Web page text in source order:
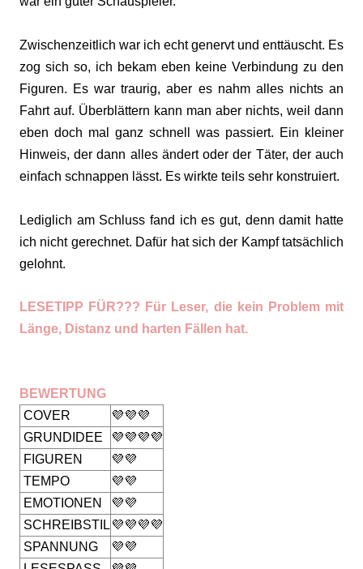
Zwischenzeitlich war ich echt genervt und enttäuscht. Es
zog sich so, ich bekam eben keine Verbindung zu den
Figuren. Es war traurig, aber es nahm alles nichts an
Fahrt auf. Überblättern kann man aber nichts, weil dann
eben doch mal ganz schnell was passiert. Ein kleiner
Hinweis, der dann alles ändert oder der Täter, der auch
einfach schnappen lässt. Es wirkte teils sehr konstruiert.
Lediglich am Schluss fand ich es gut, denn damit hatte
ich nicht gerechnet. Dafür hat sich der Kampf tatsächlich
gelohnt.
LESETIPP FÜR??? Für Leser, die kein Problem mit
Länge, Distanz und harten Fällen hat.
BEWERTUNG
COVER
💜💜💜
GRUNDIDEE
💜💜💜💜
FIGUREN
💜💜
TEMPO
💜💜
EMOTIONEN
💜💜
SCHREIBSTIL 💜💜💜💜
SPANNUNG
💜💜